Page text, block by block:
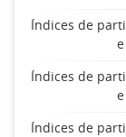
Índices de
Índices de
Índices de